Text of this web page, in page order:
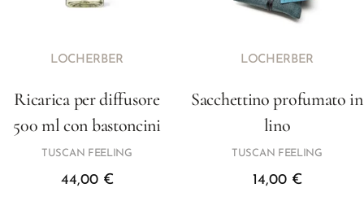
LOCHERBER
Ricarica per diffusore
500 ml con bastoncini
TUSCAN FEELING
44,00 €
LOCHERBER
Sacchettino profumato in
lino
TUSCAN FEELING
14,00 €